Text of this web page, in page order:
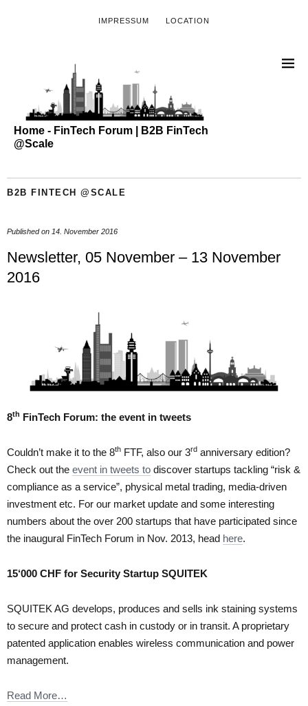
IMPRESSUM LOCATION
Home - FinTech Forum | B2B FinTech
@Scale
B2B FINTECH @SCALE
Published on 14. November 2016
Newsletter, 05 November – 13 November
2016
8th FinTech Forum: the event in tweets
Couldn’t make it to the 8th FTF, also our 3rd anniversary edition?
Check out the event in tweets to discover startups tackling “risk &
compliance as a service”, physical metal trading, media-driven
investment etc. For our market update and some interesting
numbers about the over 200 startups that have participated since
the inaugural FinTech Forum in Nov. 2013, head here.
15‘000 CHF for Security Startup SQUITEK
SQUITEK AG develops, produces and sells ink staining systems
to secure and protect cash in custody or in transit. A proprietary
patented application enables wireless communication and power
management.
Read More…